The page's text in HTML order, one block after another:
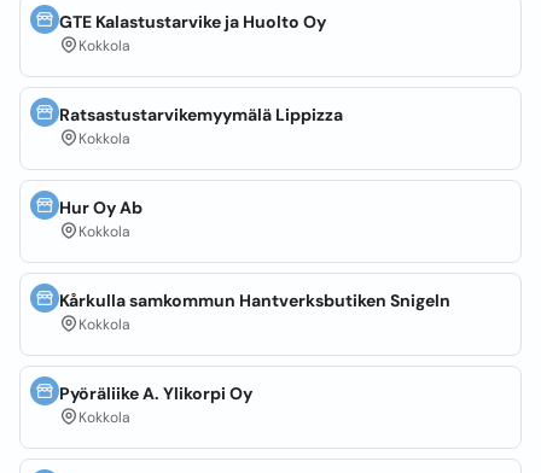
GTE Kalastustarvike ja Huolto Oy
Kokkola
Ratsastustarvikemyymälä Lippizza
Kokkola
Hur Oy Ab
Kokkola
Kårkulla samkommun Hantverksbutiken Snigeln
Kokkola
Pyöräliike A. Ylikorpi Oy
Kokkola